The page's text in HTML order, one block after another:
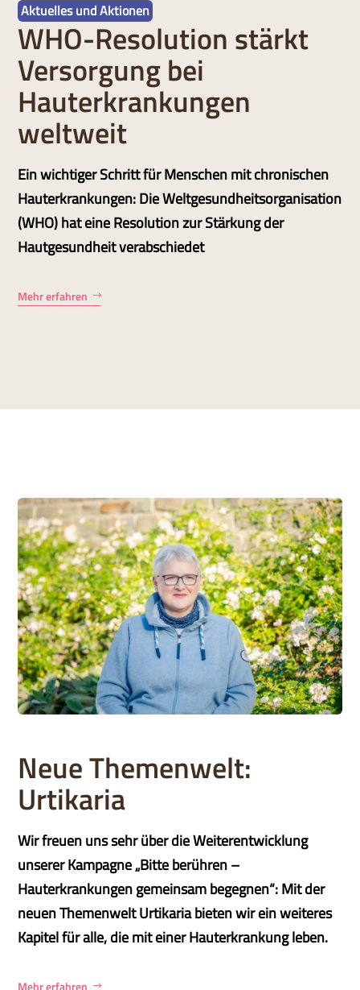
Aktuelles und Aktionen
WHO-Resolution stärkt
Versorgung bei
Hauterkrankungen
weltweit
Ein wichtiger Schritt für Menschen mit chronischen
Hauterkrankungen: Die Weltgesundheitsorganisation
(WHO) hat eine Resolution zur Stärkung der
Hautgesundheit verabschiedet
Mehr erfahren
Neue Themenwelt:
Urtikaria
Wir freuen uns sehr über die Weiterentwicklung
unserer Kampagne „Bitte berühren –
Hauterkrankungen gemeinsam begegnen“: Mit der
neuen Themenwelt Urtikaria bieten wir ein weiteres
Kapitel für alle, die mit einer Hauterkrankung leben.
Mehr erfahren